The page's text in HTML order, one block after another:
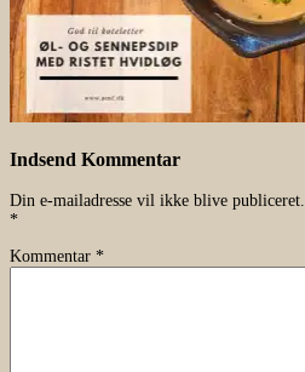
Indsend Kommentar
Din e-mailadresse vil ikke blive publiceret.
*
Kommentar *